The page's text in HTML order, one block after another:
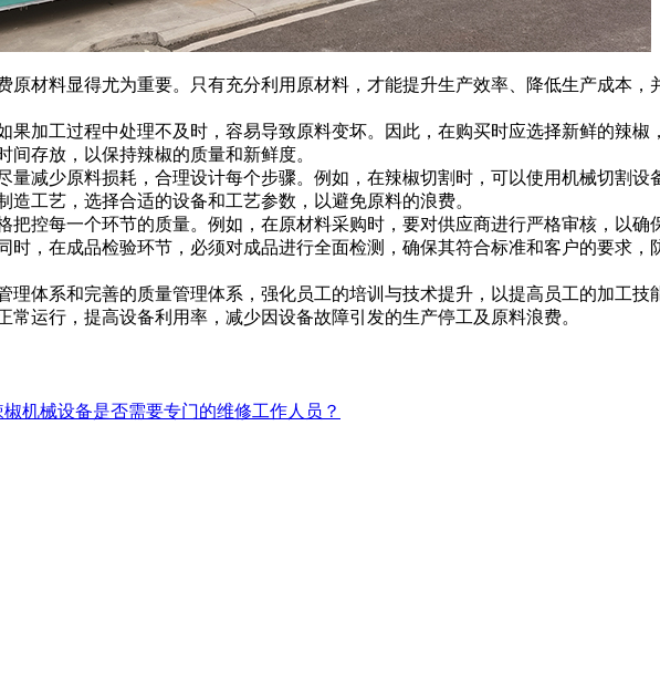
材料显得尤为重要。只有充分利用原材料，才能提升生产效率、降低生产成本
加工过程中处理不及时，容易导致原料变坏。因此，在购买时应选择新鲜的辣椒
存放，以保持辣椒的质量和新鲜度。
减少原料损耗，合理设计每个步骤。例如，在辣椒切割时，可以使用机械切割设
工艺，选择合适的设备和工艺参数，以避免原料的浪费。
控每一个环节的质量。例如，在原材料采购时，要对供应商进行严格审核，以确
，在成品检验环节，必须对成品进行全面检测，确保其符合标准和客户的要求
体系和完善的质量管理体系，强化员工的培训与技术提升，以提高员工的加工
运行，提高设备利用率，减少因设备故障引发的生产停工及原料浪费。
椒机械设备是否需要专门的维修工作人员？